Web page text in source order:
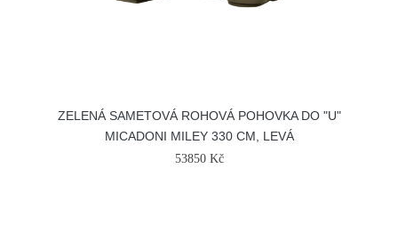
ZELENÁ SAMETOVÁ ROHOVÁ POHOVKA DO "U"
MICADONI MILEY 330 CM, LEVÁ
53850 Kč